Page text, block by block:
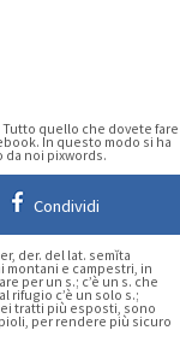
quello che dovete fare
In questo modo si ha
noi pixwords.
Condividi
der. del lat. semĭta
montani e campestri, in
per un s.; c’è un s. che
rifugio c’è un solo s.;
tratti più esposti, sono
per rendere più sicuro